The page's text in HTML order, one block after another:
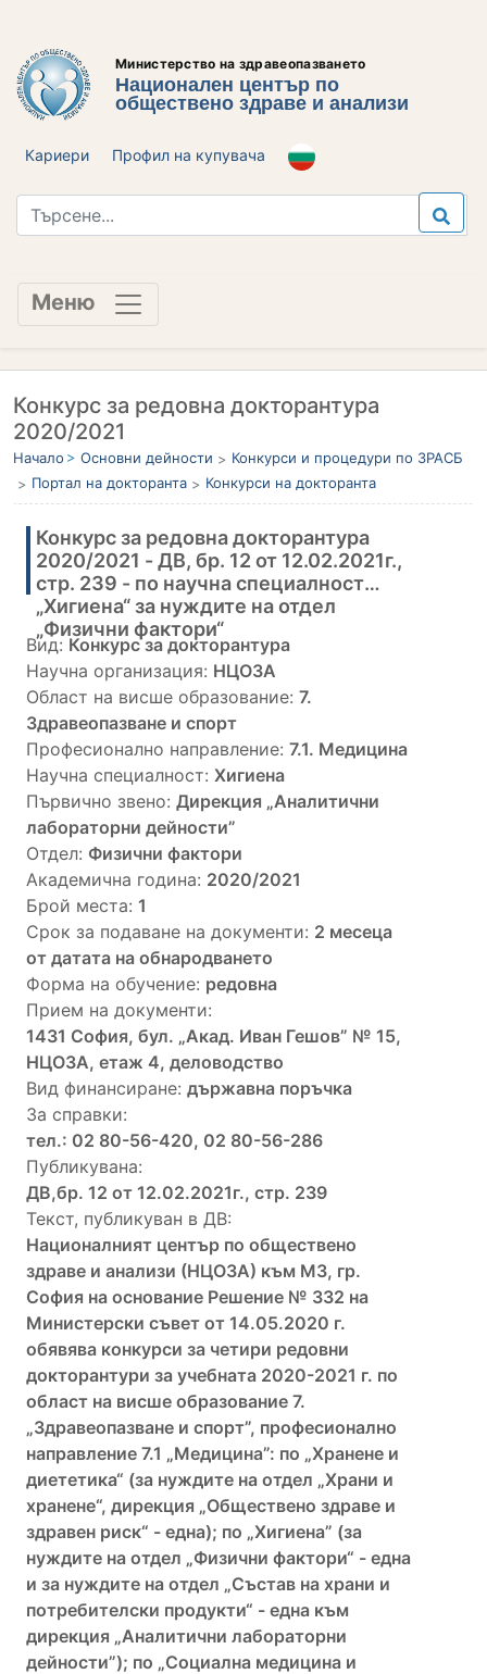
Министерство на здравеопазването
Национален център по
обществено здраве и анализи
Кариери Профил на купувача
Меню
Конкурс за редовна докторантура
2020/2021
Начало Основни дейности
Конкурси и процедури по ЗРАСБ
Портал на докторанта
Конкурси на докторанта
Конкурс за редовна докторантура
2020/2021 - ДВ, бр. 12 от 12.02.2021г.,
стр. 239 - по научна специалност
„Хигиена“ за нуждите на отдел
„Физични фактори“
Вид: Конкурс за докторантура
Научна организация: НЦОЗА
Област на висше образование: 7.
Здравеопазване и спорт
Професионално направление: 7.1. Медицина
Научна специалност: Хигиена
Първично звено: Дирекция „Аналитични
лабораторни дейности”
Отдел: Физични фактори
Aкадемична година: 2020/2021
Брой места: 1
Срок за подаване на документи: 2 месеца
от датата на обнародването
Форма на обучение: редовна
Прием на документи:
1431 София, бул. „Акад. Иван Гешов” № 15,
НЦОЗА, етаж 4, деловодство
Вид финансиране: държавна поръчка
За справки:
тел.: 02 80-56-420, 02 80-56-286
Публикувана:
ДВ,бр. 12 от 12.02.2021г., стр. 239
Текст, публикуван в ДВ:
Националният център по обществено
здраве и анализи (НЦОЗА) към МЗ, гр.
София на основание Решение № 332 на
Министерски съвет от 14.05.2020 г.
обявява конкурси за четири редовни
докторантури за учебната 2020-2021 г. по
област на висше образование 7.
„Здравеопазване и спорт”, професионално
направление 7.1 „Медицина”: по „Хранене и
диететика“ (за нуждите на отдел „Храни и
хранене“, дирекция „Обществено здраве и
здравен риск“ - една); по „Хигиена” (за
нуждите на отдел „Физични фактори“ - една
и за нуждите на отдел „Състав на храни и
потребителски продукти“ - една към
дирекция „Аналитични лабораторни
дейности”); по „Социална медицина и